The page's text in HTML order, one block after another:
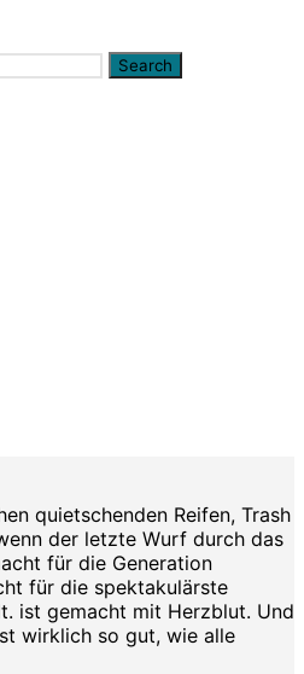
quietschenden Reifen, Trash
der letzte Wurf durch das
für die Generation
für die spektakulärste
ist gemacht mit Herzblut. Und
wirklich so gut, wie alle